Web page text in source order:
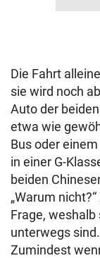
Die Fahrt
sie wird noch
Auto der
etwa wie
Bus oder
in einer G-
beiden
„Warum
Frage,
unterwegs
Zumindest